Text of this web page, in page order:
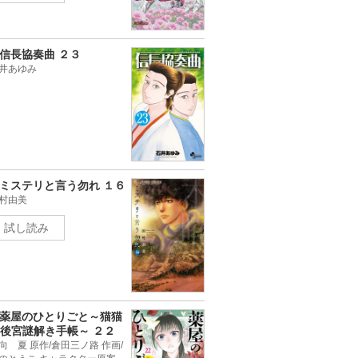
信長協奏曲 ２３
あゆみ
ミステリと言う勿れ １６
由美
試し読み
薬屋のひとりごと～猫猫
宮謎解き手帳～ ２２
夏 原作/倉田三ノ路 作画/